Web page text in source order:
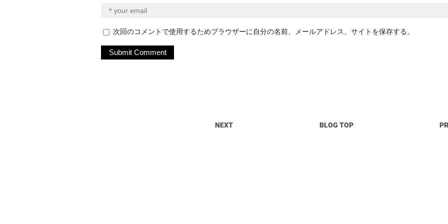
次回のコメントで使用するためブラウザーに自分の名前、メールアドレス、サイトを保存する。
NEXT BLOG TOP